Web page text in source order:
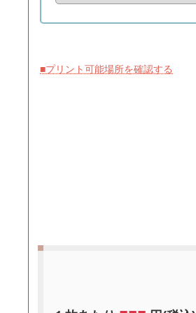
■プリント可能場所を確認する